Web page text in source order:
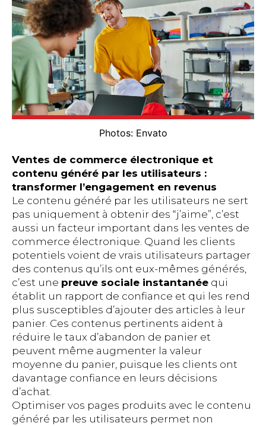
Photos: Envato
Ventes de commerce électronique et
contenu généré par les utilisateurs :
transformer l’engagement en revenus
Le contenu généré par les utilisateurs ne sert
pas uniquement à obtenir des “j’aime”, c’est
aussi un facteur important dans les ventes de
commerce électronique. Quand les clients
potentiels voient de vrais utilisateurs partager
des contenus qu’ils ont eux-mêmes générés,
c’est une preuve sociale instantanée qui
établit un rapport de confiance et qui les rend
plus susceptibles d’ajouter des articles à leur
panier. Ces contenus pertinents aident à
réduire le taux d’abandon de panier et
peuvent même augmenter la valeur
moyenne du panier, puisque les clients ont
davantage confiance en leurs décisions
d’achat.
Optimiser vos pages produits avec le contenu
généré par les utilisateurs permet non